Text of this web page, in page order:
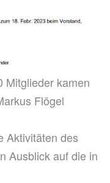
Mitglieder kamen
Flögel
Aktivitäten des
Ausblick auf die in